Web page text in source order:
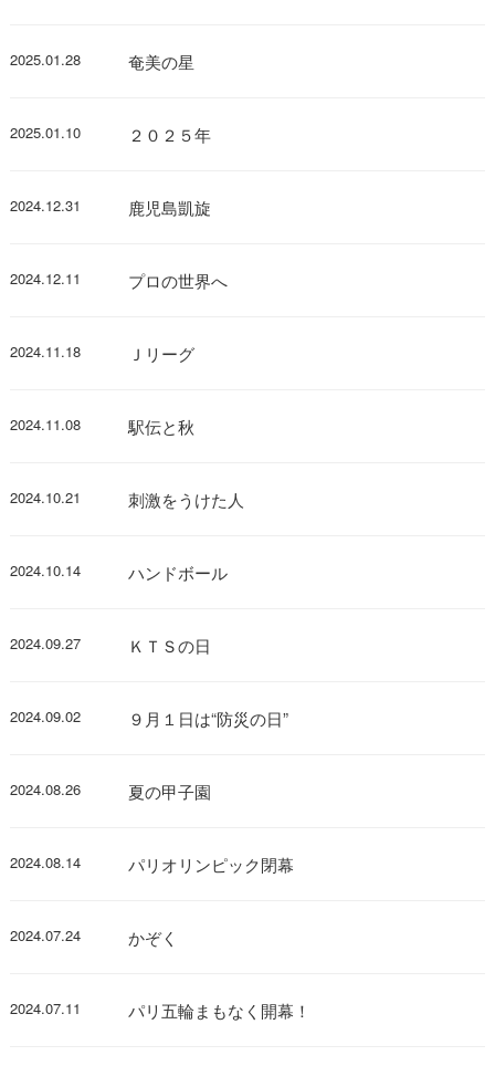
2025.01.28 奄美の星
2025.01.10 ２０２５年
2024.12.31 鹿児島凱旋
2024.12.11 プロの世界へ
2024.11.18 Ｊリーグ
2024.11.08 駅伝と秋
2024.10.21 刺激をうけた人
2024.10.14 ハンドボール
2024.09.27 ＫＴＳの日
2024.09.02 ９月１日は“防災の日”
2024.08.26 夏の甲子園
2024.08.14 パリオリンピック閉幕
2024.07.24 かぞく
2024.07.11 パリ五輪まもなく開幕！